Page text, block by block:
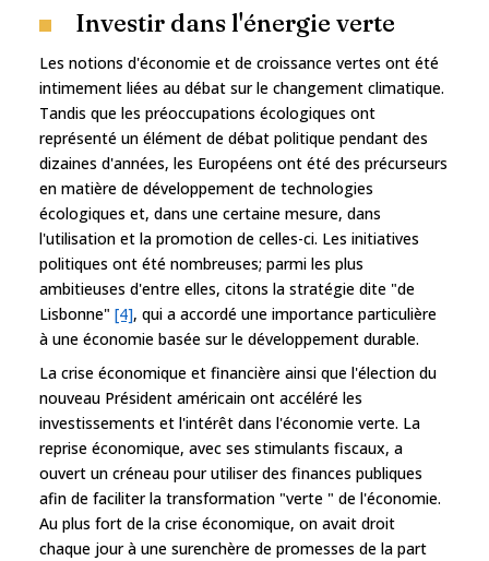
Investir dans l'énergie verte
Les notions d'économie et de croissance vertes ont été
intimement liées au débat sur le changement climatique.
Tandis que les préoccupations écologiques ont
représenté un élément de débat politique pendant des
dizaines d'années, les Européens ont été des précurseurs
en matière de développement de technologies
écologiques et, dans une certaine mesure, dans
l'utilisation et la promotion de celles-ci. Les initiatives
politiques ont été nombreuses; parmi les plus
ambitieuses d'entre elles, citons la stratégie dite "de
Lisbonne" [4], qui a accordé une importance particulière
à une économie basée sur le développement durable.
La crise économique et financière ainsi que l'élection du
nouveau Président américain ont accéléré les
investissements et l'intérêt dans l'économie verte. La
reprise économique, avec ses stimulants fiscaux, a
ouvert un créneau pour utiliser des finances publiques
afin de faciliter la transformation "verte " de l'économie.
Au plus fort de la crise économique, on avait droit
chaque jour à une surenchère de promesses de la part